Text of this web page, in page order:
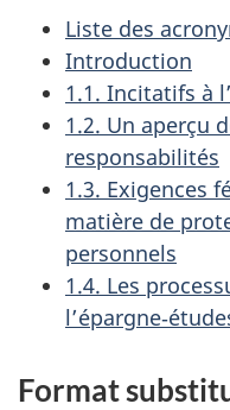
Liste des
Introduction
1.1. Incitatifs à
1.2. Un aperçu
responsabilités
1.3. Exigences
matière de
personnels
1.4. Les
Format